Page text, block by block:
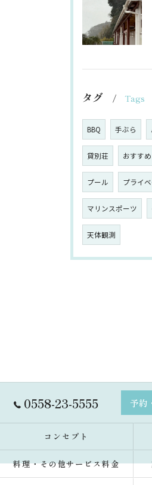
タグ Tags
BBQ 手ぶら
貸別荘 おすすめ
プール プライ
マリンスポーツ
天体観測
0558-23-5555 予約
コンセプト
料理・その他サービス料金